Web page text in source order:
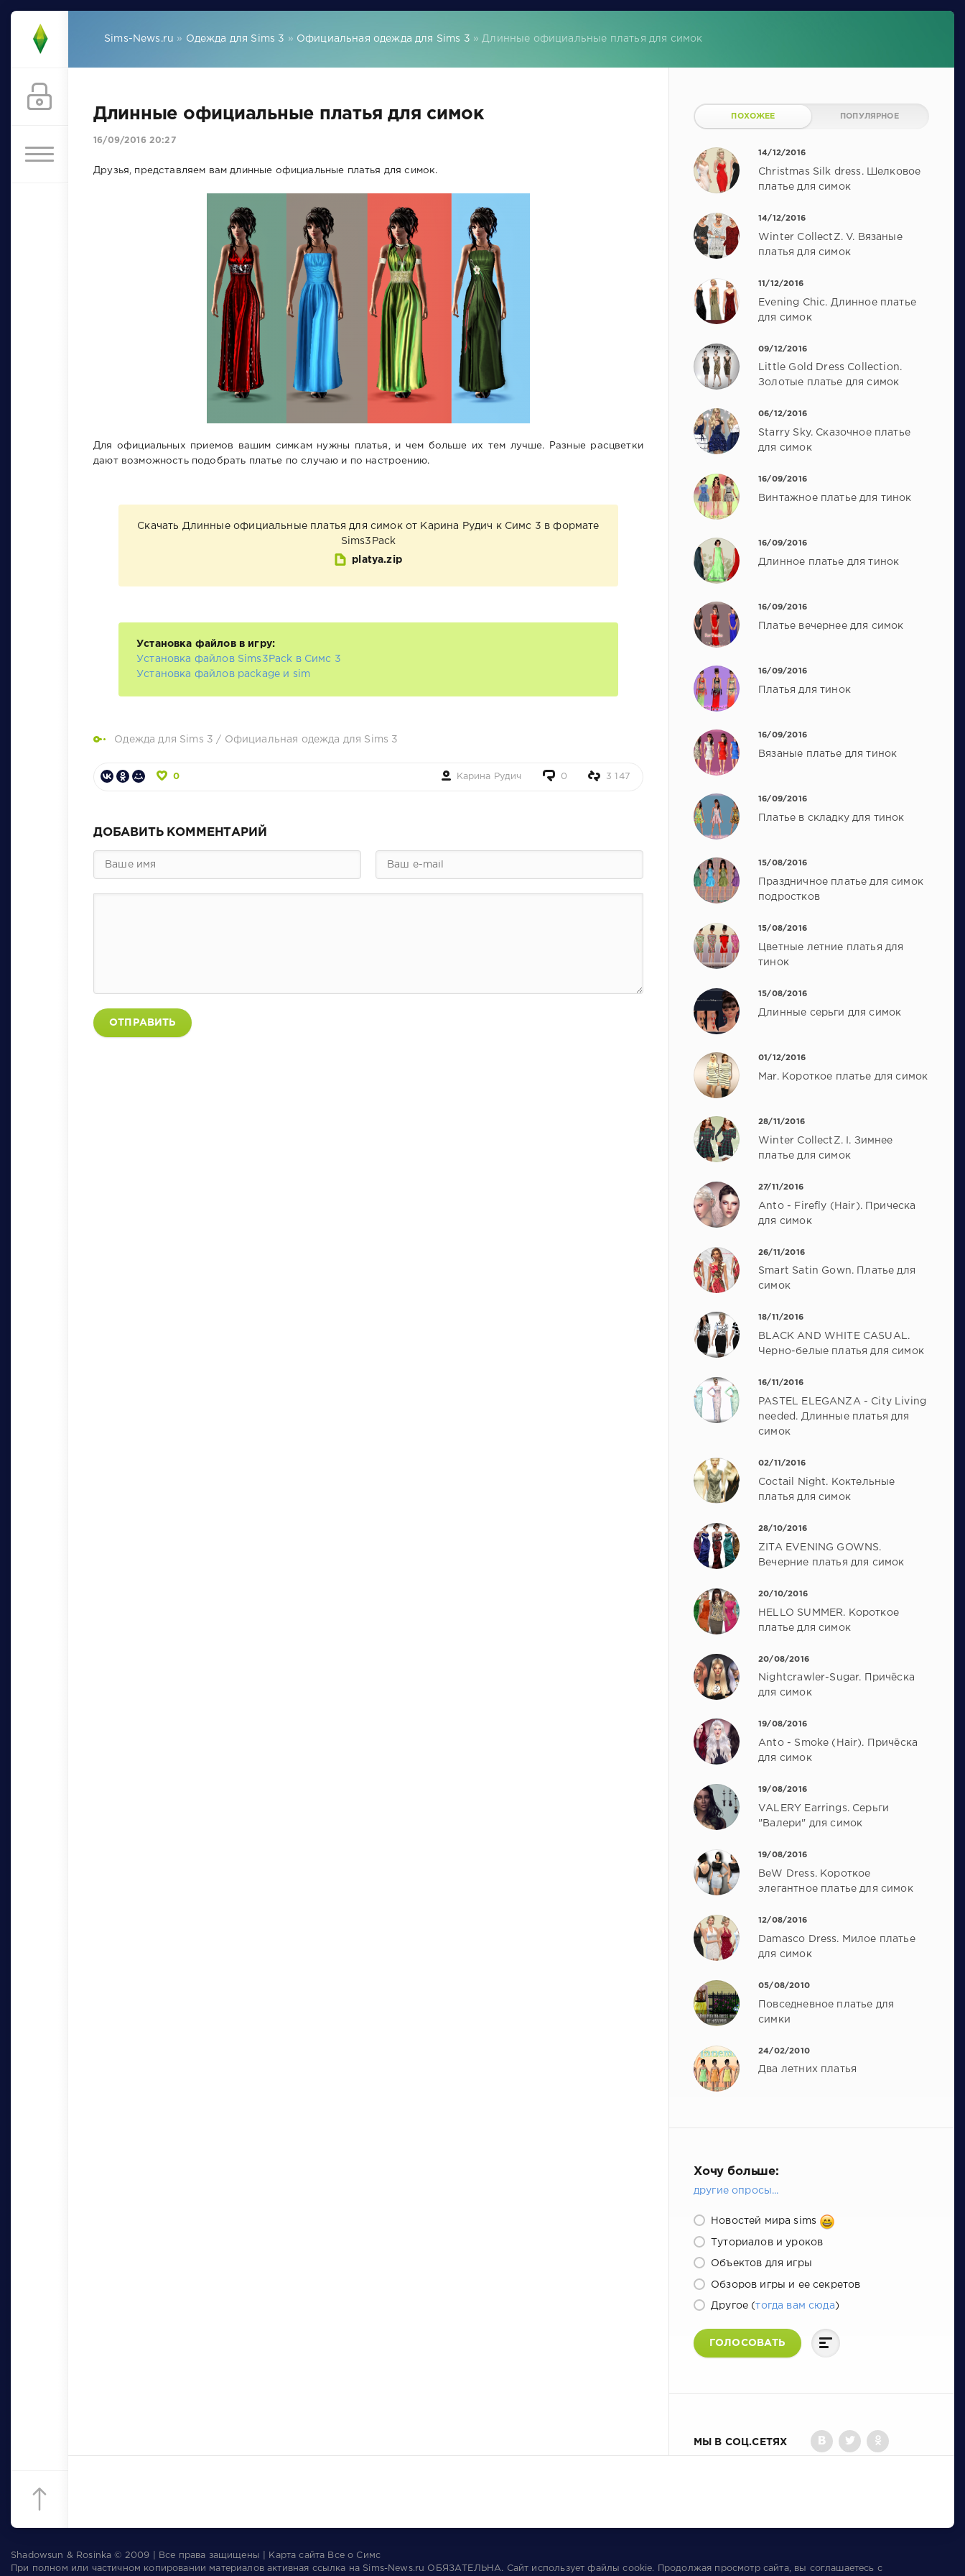
Sims-News.ru » Одежда для Sims 3 » Официальная одежда для Sims 3 » Длинные официальные платья для симок
Длинные официальные платья для симок
16/09/2016 20:27
Друзья, представляем вам длинные официальные платья для симок.
Для официальных приемов вашим симкам нужны платья, и чем больше их тем лучше. Разные расцветки
дают возможность подобрать платье по случаю и по настроению.
Скачать Длинные официальные платья для симок от Карина Рудич к Симс 3 в формате
Sims3Pack
platya.zip
Установка файлов в игру:
Установка файлов Sims3Pack в Симс 3
Установка файлов package и sim
Одежда для Sims 3 / Официальная одежда для Sims 3
0 Карина Рудич 0 3 147
ДОБАВИТЬ КОММЕНТАРИЙ
ОТПРАВИТЬ
ПОХОЖЕЕ ПОПУЛЯРНОЕ
14/12/2016
Christmas Silk dress. Шелковое
платье для симок
14/12/2016
Winter CollectZ. V. Вязаные
платья для симок
11/12/2016
Evening Chic. Длинное платье
для симок
09/12/2016
Little Gold Dress Collection.
Золотые платье для симок
06/12/2016
Starry Sky. Сказочное платье
для симок
16/09/2016
Винтажное платье для тинок
16/09/2016
Длинное платье для тинок
16/09/2016
Платье вечернее для симок
16/09/2016
Платья для тинок
16/09/2016
Вязаные платье для тинок
16/09/2016
Платье в складку для тинок
15/08/2016
Праздничное платье для симок
подростков
15/08/2016
Цветные летние платья для
тинок
15/08/2016
Длинные серьги для симок
01/12/2016
Mar. Короткое платье для симок
28/11/2016
Winter CollectZ. I. Зимнее
платье для симок
27/11/2016
Anto - Firefly (Hair). Прическа
для симок
26/11/2016
Smart Satin Gown. Платье для
симок
18/11/2016
BLACK AND WHITE CASUAL.
Черно-белые платья для симок
16/11/2016
PASTEL ELEGANZA - City Living
needed. Длинные платья для
симок
02/11/2016
Coctail Night. Коктельные
платья для симок
28/10/2016
ZITA EVENING GOWNS.
Вечерние платья для симок
20/10/2016
HELLO SUMMER. Короткое
платье для симок
20/08/2016
Nightcrawler-Sugar. Причёска
для симок
19/08/2016
Anto - Smoke (Hair). Причёска
для симок
19/08/2016
VALERY Earrings. Серьги
"Валери" для симок
19/08/2016
BeW Dress. Короткое
элегантное платье для симок
12/08/2016
Damasco Dress. Милое платье
для симок
05/08/2010
Повседневное платье для
симки
24/02/2010
Два летних платья
Хочу больше:
другие опросы...
Новостей мира sims
Туториалов и уроков
Объектов для игры
Обзоров игры и ее секретов
Другое (тогда вам сюда)
ГОЛОСОВАТЬ
МЫ В СОЦ.СЕТЯХ
Shadowsun & Rosinka © 2009 | Все права защищены | Карта сайта Все о Симс
При полном или частичном копировании материалов активная ссылка на Sims-News.ru ОБЯЗАТЕЛЬНА. Сайт использует файлыcookie. Продолжая просмотр сайта, вы соглашаетесь с